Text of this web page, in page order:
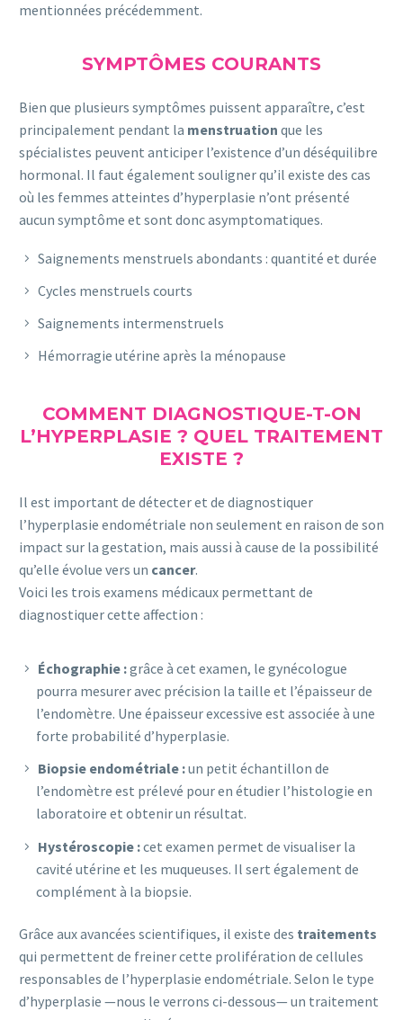
mentionnées précédemment.
SYMPTÔMES COURANTS
Bien que plusieurs symptômes puissent apparaître, c’est
principalement pendant la menstruation que les
spécialistes peuvent anticiper l’existence d’un déséquilibre
hormonal. Il faut également souligner qu’il existe des cas
où les femmes atteintes d’hyperplasie n’ont présenté
aucun symptôme et sont donc asymptomatiques.
Saignements menstruels abondants : quantité et durée
Cycles menstruels courts
Saignements intermenstruels
Hémorragie utérine après la ménopause
COMMENT DIAGNOSTIQUE-T-ON
L’HYPERPLASIE ? QUEL TRAITEMENT
EXISTE ?
Il est important de détecter et de diagnostiquer
l’hyperplasie endométriale non seulement en raison de son
impact sur la gestation, mais aussi à cause de la possibilité
qu’elle évolue vers un cancer.
Voici les trois examens médicaux permettant de
diagnostiquer cette affection :
Échographie :grâce à cet examen, le gynécologue
pourra mesurer avec précision la taille et l’épaisseur de
l’endomètre. Une épaisseur excessive est associée à une
forte probabilité d’hyperplasie.
Biopsie endométriale :un petit échantillon de
l’endomètre est prélevé pour en étudier l’histologie en
laboratoire et obtenir un résultat.
Hystéroscopie :cet examen permet de visualiser la
cavité utérine et les muqueuses. Il sert également de
complément à la biopsie.
Grâce aux avancées scientifiques, il existe des traitements
qui permettent de freiner cette prolifération de cellules
responsables de l’hyperplasie endométriale. Selon le type
d’hyperplasie —nous le verrons ci-dessous— un traitement